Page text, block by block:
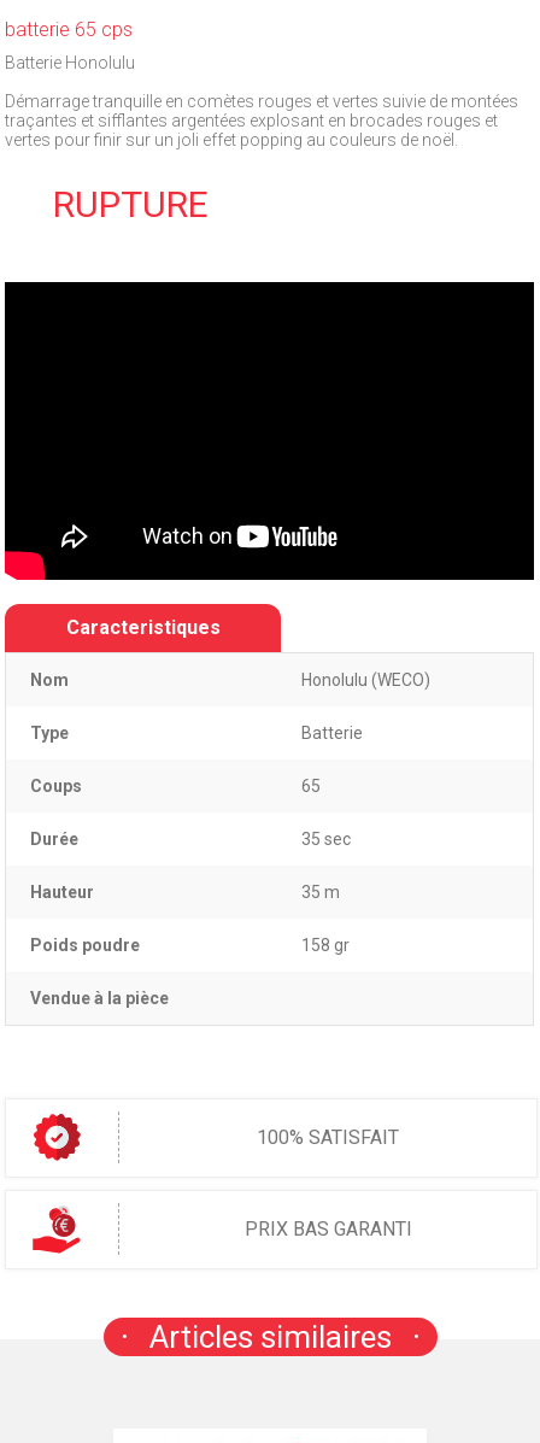
batterie 65 cps
Batterie Honolulu
Démarrage tranquille en comètes rouges et vertes suivie de montées
traçantes et sifflantes argentées explosant en brocades rouges et
vertes pour finir sur un joli effet popping au couleurs de noël.
RUPTURE
Caracteristiques
Nom Honolulu (WECO)
Type Batterie
Coups 65
Durée 35 sec
Hauteur 35 m
Poids poudre 158 gr
Vendue à la pièce
100% SATISFAIT
PRIX BAS GARANTI
Articles similaires